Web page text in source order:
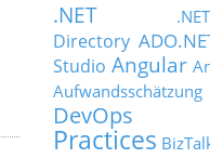
.NET
Directory
Studio Angular
Aufwandsschätzung
DevOps
Practices